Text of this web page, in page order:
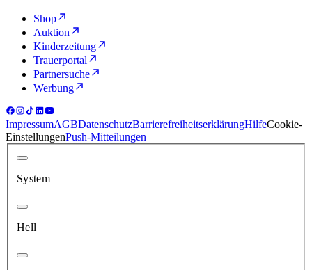
Shop
Auktion
Kinderzeitung
Trauerportal
Partnersuche
Werbung
ImpressumAGBDatenschutzBarrierefreiheitserklärungHilfeCookie-
EinstellungenPush-Mitteilungen
System
Hell